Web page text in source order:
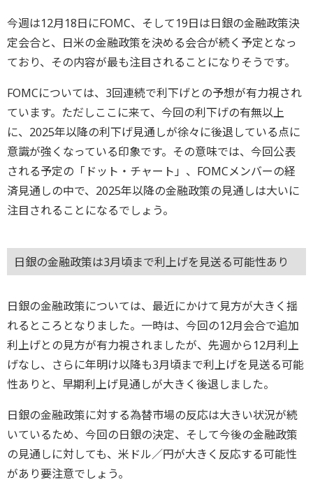
今週は12月18日にFOMC、そして19日は日銀の金融政策決
定会合と、日米の金融政策を決める会合が続く予定となっ
ており、その内容が最も注目されることになりそうです。
FOMCについては、3回連続で利下げとの予想が有力視され
ています。ただしここに来て、今回の利下げの有無以上
に、2025年以降の利下げ見通しが徐々に後退している点に
意識が強くなっている印象です。その意味では、今回公表
される予定の「ドット・チャート」、FOMCメンバーの経
済見通しの中で、2025年以降の金融政策の見通しは大いに
注目されることになるでしょう。
日銀の金融政策は3月頃まで利上げを見送る可能性あり
日銀の金融政策については、最近にかけて見方が大きく揺
れるところとなりました。一時は、今回の12月会合で追加
利上げとの見方が有力視されましたが、先週から12月利上
げなし、さらに年明け以降も3月頃まで利上げを見送る可能
性ありと、早期利上げ見通しが大きく後退しました。
日銀の金融政策に対する為替市場の反応は大きい状況が続
いているため、今回の日銀の決定、そして今後の金融政策
の見通しに対しても、米ドル／円が大きく反応する可能性
があり要注意でしょう。